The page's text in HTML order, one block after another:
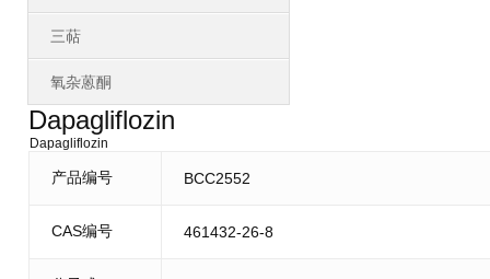
三萜
氧杂蒽酮
Dapagliflozin
Dapagliflozin
产品编号 BCC2552
CAS编号 461432-26-8